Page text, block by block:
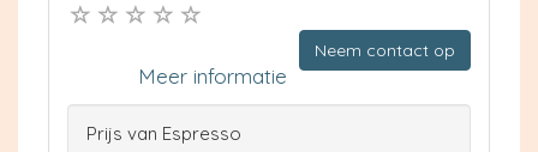
Neem contact op
Meer informatie
Prijs van Espresso